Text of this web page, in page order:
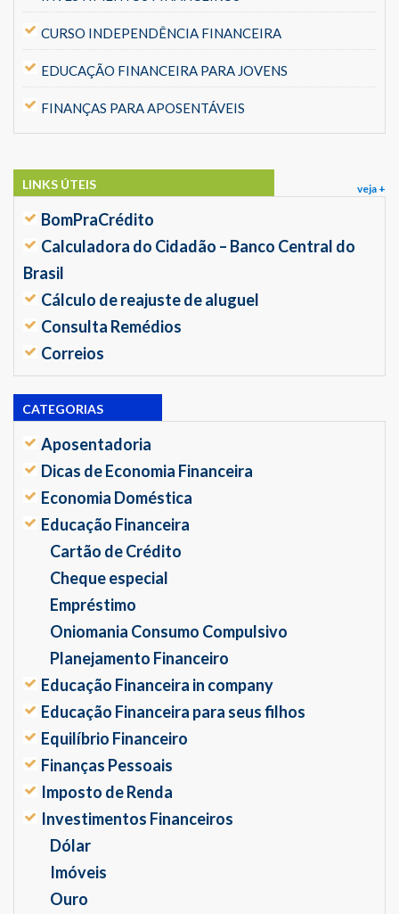
CURSO INDEPENDÊNCIA FINANCEIRA
EDUCAÇÃO FINANCEIRA PARA JOVENS
FINANÇAS PARA APOSENTÁVEIS
veja +
LINKS ÚTEIS
BomPraCrédito
Calculadora do Cidadão – Banco Central do
Brasil
Cálculo de reajuste de aluguel
Consulta Remédios
Correios
CATEGORIAS
Aposentadoria
Dicas de Economia Financeira
Economia Doméstica
Educação Financeira
Cartão de Crédito
Cheque especial
Empréstimo
Oniomania Consumo Compulsivo
Planejamento Financeiro
Educação Financeira in company
Educação Financeira para seus filhos
Equilíbrio Financeiro
Finanças Pessoais
Imposto de Renda
Investimentos Financeiros
Dólar
Imóveis
Ouro